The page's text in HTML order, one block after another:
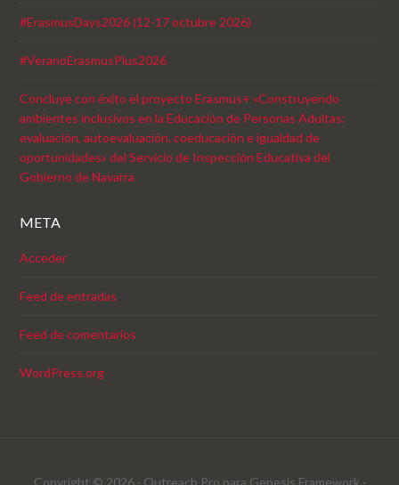
#ErasmusDays2026 (12-17 octubre 2026)
#VeranoErasmusPlus2026
Concluye con éxito el proyecto Erasmus+ «Construyendo
ambientes inclusivos en la Educación de Personas Adultas:
evaluación, autoevaluación, coeducación e igualdad de
oportunidades» del Servicio de Inspección Educativa del
Gobierno de Navarra
META
Acceder
Feed de entradas
Feed de comentarios
WordPress.org
Copyright © 2026 · Outreach Pro para Genesis Framework ·